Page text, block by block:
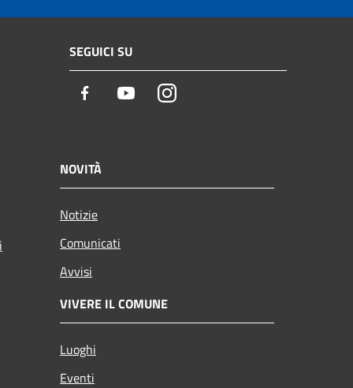
SEGUICI SU
Facebook YoutubeInstagram
NOVITÀ
Notizie
Comunicati
Avvisi
VIVERE IL COMUNE
Luoghi
Eventi